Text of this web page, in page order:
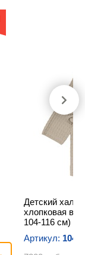
Детский
хлопковая
104-116 см)
Артикул: